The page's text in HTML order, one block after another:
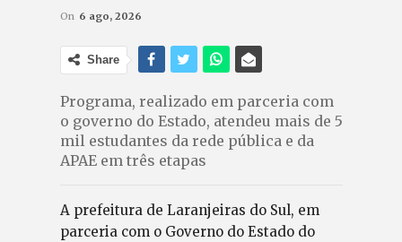
On 6 ago, 2026
Share
Programa, realizado em parceria com
o governo do Estado, atendeu mais de 5
mil estudantes da rede pública e da
APAE em três etapas
A prefeitura de Laranjeiras do Sul, em
parceria com o Governo do Estado do